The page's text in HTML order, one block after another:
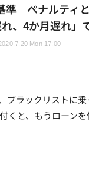
準 ペナルティ
れ、4か月遅れ」
Mon 17:00
ブラックリストに乗
くと、もうローン